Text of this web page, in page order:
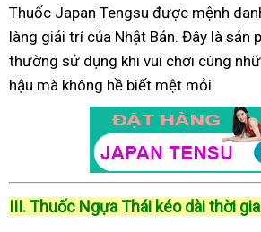
Thuốc Japan Tengsu được mệnh
làng giải trí của Nhật Bản. Đây là sản
thường sử dụng khi vui chơi cùng
hậu mà không hề biết mệt mỏi.
III. Thuốc Ngựa Thái kéo dài thời